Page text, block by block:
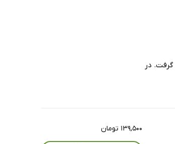
در
۱۳۹,۵۰۰ تومان